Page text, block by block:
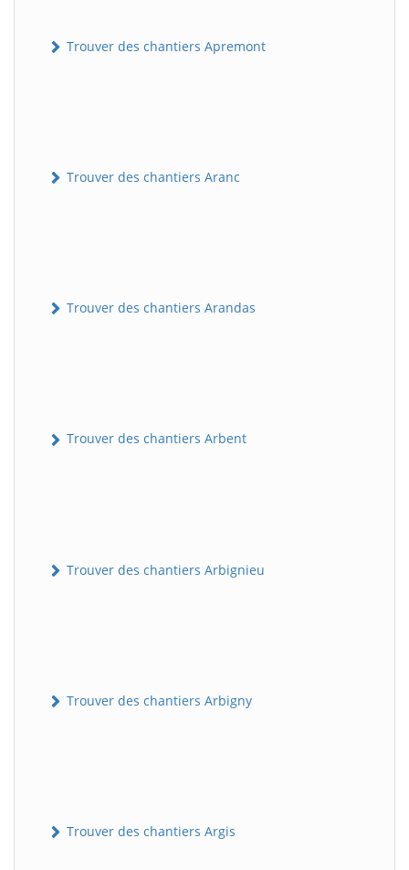
Trouver des chantiers Apremont
Trouver des chantiers Aranc
Trouver des chantiers Arandas
Trouver des chantiers Arbent
Trouver des chantiers Arbignieu
Trouver des chantiers Arbigny
Trouver des chantiers Argis